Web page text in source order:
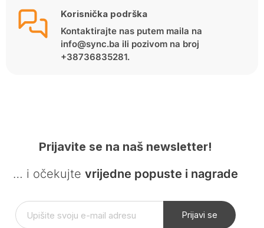
Korisnička podrška
Kontaktirajte nas putem maila na
info@sync.ba ili pozivom na broj
+38736835281.
Prijavite se na naš newsletter!
… i očekujte vrijedne popuste i nagrade
Prijavi se